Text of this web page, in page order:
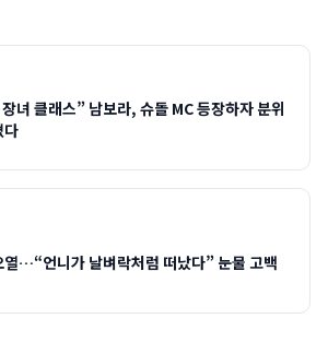
녀 클래스” 남보라, 슈돌 MC 등장하자 분위
다
열…“언니가 날벼락처럼 떠났다” 눈물 고백